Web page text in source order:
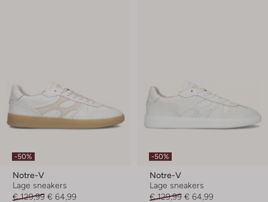
-50%
Notre-V
Lage sneakers
€ 129,99 € 64,99
-50%
Notre-V
Lage sneakers
€ 129,99 € 64,99